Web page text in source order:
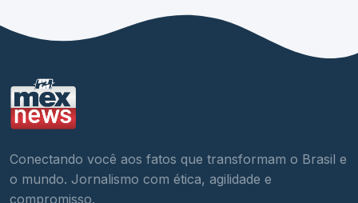
Conectando você aos fatos que transformam o Brasil e
o mundo. Jornalismo com ética, agilidade e
compromisso.